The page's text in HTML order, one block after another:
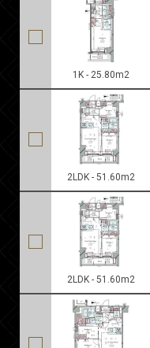
1K - 25.80m2
2LDK - 51.60m2
2LDK - 51.60m2